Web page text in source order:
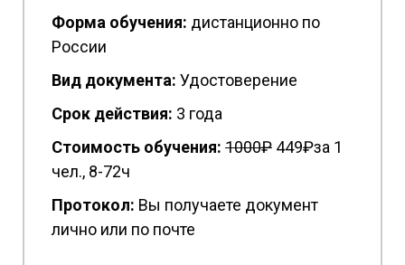
Форма обучения: дистанционно по
России
Вид документа: Удостоверение
Срок действия: 3 года
Стоимость обучения: 1000₽ 449₽за 1
чел., 8-72ч
Протокол: Вы получаете документ
лично или по почте